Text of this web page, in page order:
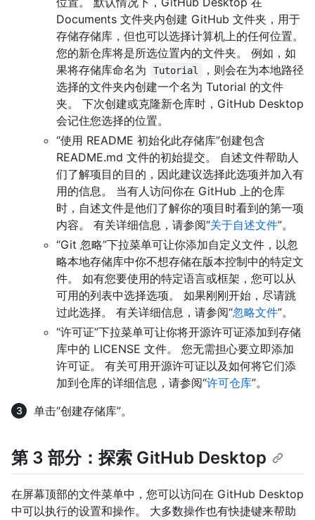
Documents 文件夹内创建 GitHub 文件夹，用于
存储存储库，但也可以选择计算机上的任何位置。
您的新仓库将是所选位置内的文件夹。 例如，如
果将存储库命名为
Tutorial
，则会在为本地路径
选择的文件夹内创建一个名为 Tutorial 的文件
夹。 下次创建或克隆新仓库时，GitHub Desktop
会记住您选择的位置。
“使用 README 初始化此存储库”创建包含
README.md 文件的初始提交。 自述文件帮助人
们了解项目的目的，因此建议选择此选项并加入有
用的信息。 当有人访问你在 GitHub 上的仓库
时，自述文件是他们了解你的项目时看到的第一项
内容。 有关详细信息，请参阅“关于自述文件”。
“Git 忽略”下拉菜单可让你添加自定义文件，以忽
略本地存储库中你不想存储在版本控制中的特定文
件。 如有您要使用的特定语言或框架，您可以从
可用的列表中选择选项。 如果刚刚开始，尽请跳
过此选择。 有关详细信息，请参阅“忽略文件”。
“许可证”下拉菜单可让你将开源许可证添加到存储
库中的 LICENSE 文件。 您无需担心要立即添加
许可证。 有关可用开源许可证以及如何将它们添
加到仓库的详细信息，请参阅“许可仓库”。
单击“创建存储库”。
第 3 部分：探索 GitHub Desktop
在屏幕顶部的文件菜单中，您可以访问在 GitHub Desktop
中可以执行的设置和操作。 大多数操作也有快捷键来帮助